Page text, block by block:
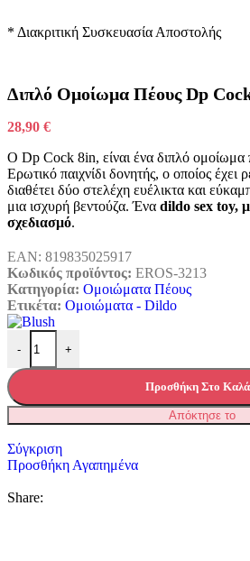
* Διακριτική Συσκευασία Αποστολής
Διπλό Ομοίωμα Πέους Dp
28,90 €
Ο Dp Cock 8in, είναι ένα διπλό
Ερωτικό παιχνίδι δονητής, ο οποίος έχει
διαθέτει δύο στελέχη ευέλικτα και
μια ισχυρή βεντούζα. Ένα dildo sex toy,
σχεδιασμό.
EAN: 819835025917
Κωδικός προϊόντος: EROS-3213
Κατηγορία: Ομοιώματα Πέους
Ετικέτα: Ομοιώματα - Dildo
- +
Προσθήκη Στο
Απόκτησε το
Σύγκριση
Προσθήκη Αγαπημένα
Share: